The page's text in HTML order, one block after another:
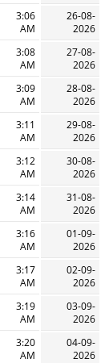
26-08-
2026
3:06
AM
27-08-
2026
3:08
AM
28-08-
2026
3:09
AM
29-08-
2026
3:11
AM
30-08-
2026
3:12
AM
31-08-
2026
3:14
AM
01-09-
2026
3:16
AM
02-09-
2026
3:17
AM
03-09-
2026
3:19
AM
04-09-
2026
3:20
AM